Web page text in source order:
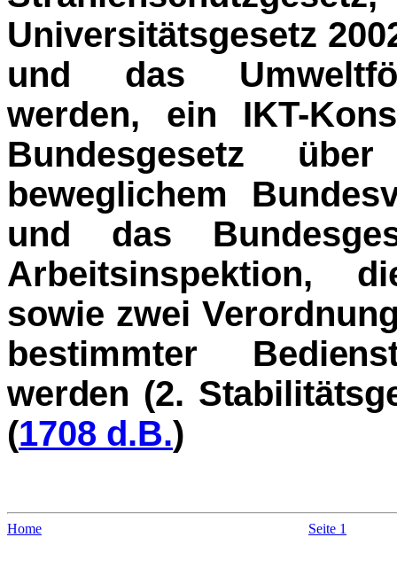
Universitätsgesetz
und das
werden, ein IKT-
Bundesgesetz
beweglichem
und das
Arbeitsinspektion,
sowie zwei
bestimmter Be­
werden (2.
(1708 d.B.)
Home Seite 1